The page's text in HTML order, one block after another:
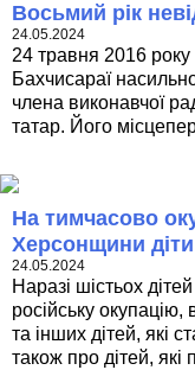
Восьмий рік
24.05.2024
24 травня 2016
Бахчисараї
члена виконавчої
татар. Його
На тимчасово
Херсонщини
24.05.2024
Наразі шістьох
російську
та інших дітей, які
також про дітей,